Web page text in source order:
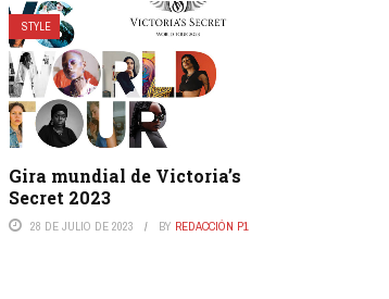
STYLE
Gira mundial de Victoria’s
Secret 2023
28 DE JULIO DE 2023 BY REDACCIÓN P1